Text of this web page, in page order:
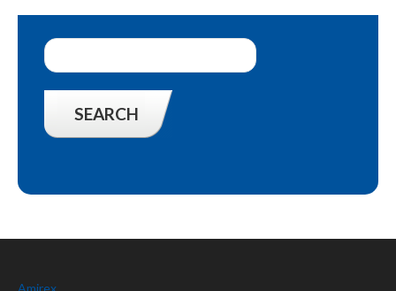
Amirex